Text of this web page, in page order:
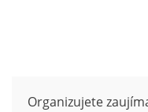
Organizujete